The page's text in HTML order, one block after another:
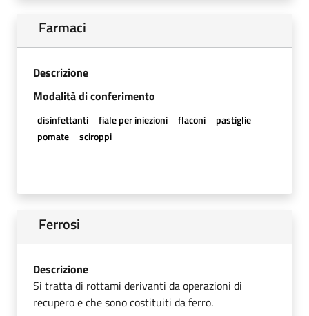
Farmaci
Descrizione
Modalità di conferimento
disinfettanti fiale per iniezioni flaconi
pastiglie
pomate
sciroppi
Ferrosi
Descrizione
Si tratta di rottami derivanti da operazioni di
recupero e che sono costituiti da ferro.